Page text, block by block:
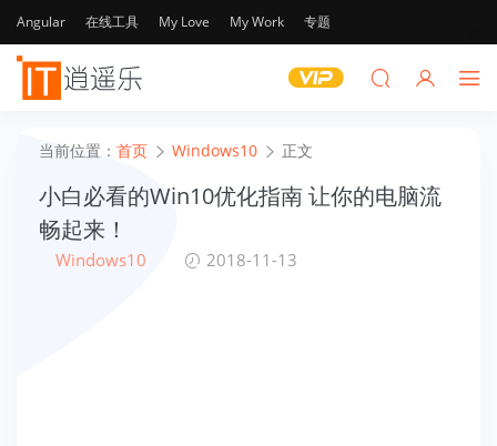
Angular 在线工具 My Love My Work 专题
当前位置： 首页 Windows10 正文
小白必看的Win10优化指南 让你的电脑流
畅起来！
Windows10 2018-11-13